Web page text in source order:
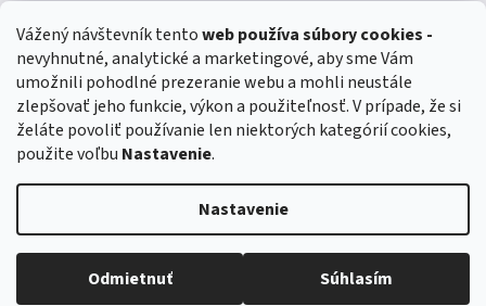
Vážený návštevník tentoweb používasúbory cookies -
nevyhnutné, analytické a marketingové, aby sme Vám
umožnili pohodlné prezeranie webu a mohli neustále
zlepšovať jeho funkcie, výkon a použiteľnosť. V prípade, že si
želáte povoliť používanie len niektorých kategórií cookies,
použite voľbu Nastavenie.
Nastavenie
Odmietnuť Súhlasím
+421 903 144 673
Copyright 2026ZuziHračky.sk. Všetky práva vyhradené.Upraviť
nastavenie cookies